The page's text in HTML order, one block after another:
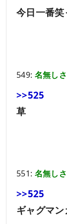
今日一番笑
549: 名無し
>>525
草
551: 名無し
>>525
ギャグマ